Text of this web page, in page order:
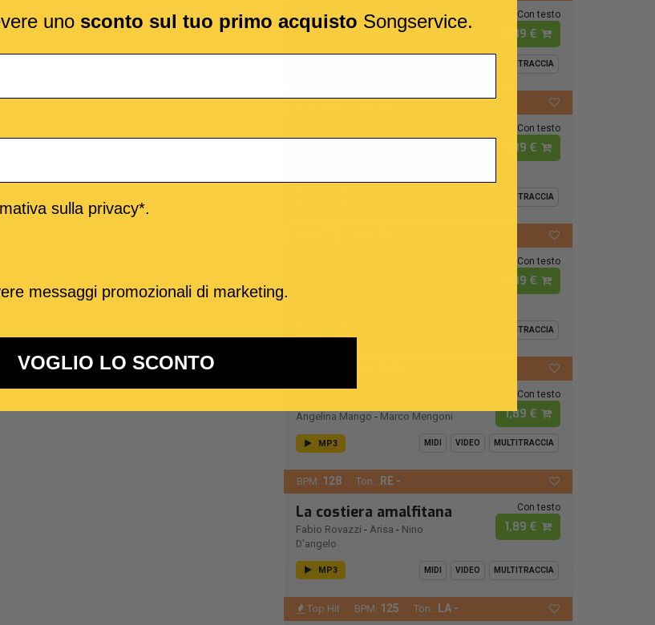
I Cento Passi Con testo
1,89 €
MULTITRACCIA
BPM:126 Ton.:RE
Con testo
1,89 €
MULTITRACCIA
Con testo
1,89 €
MULTITRACCIA
Angelina Mango - Marco Mengoni
Con testo
1,89 €
MP3 MIDI VIDEO MULTITRACCIA
BPM: 128 Ton.: RE -
La costiera amalfitana
Fabio Rovazzi - Arisa - Nino
D'angelo
Con testo
1,89 €
MP3 MIDI VIDEO MULTITRACCIA
Top Hit BPM: 125 Ton.: LA -
uno sconto sul tuo primo acquisto Songservice.
sulla privacy*.
messaggi promozionali di marketing.
VOGLIO LO SCONTO